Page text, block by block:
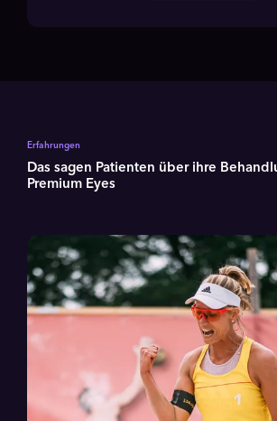
Erfahrungen
Das sagen Patienten über ihre
Premium Eyes